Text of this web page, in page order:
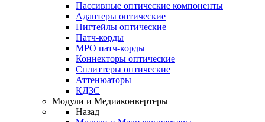
Пассивные оптические компоненты
Адаптеры оптические
Пигтейлы оптические
Патч-корды
MPO патч-корды
Коннекторы оптические
Сплиттеры оптические
Аттенюаторы
КДЗС
Модули и Медиаконвертеры
Назад